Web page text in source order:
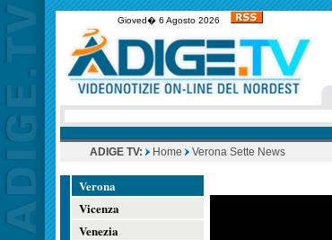
Gioved� 6 Agosto 2026
ADIGE TV: Home Verona Sette News
Verona
Vicenza
Venezia